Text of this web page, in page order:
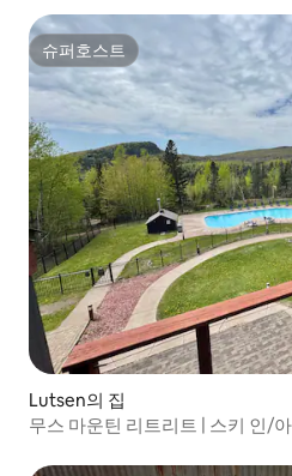
슈퍼호스트
슈퍼호스트
Lutsen의 집
무스 마운틴 리트리트 | 스키 인/